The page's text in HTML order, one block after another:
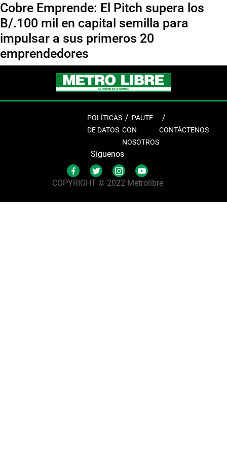
Cobre Emprende: El Pitch supera los
B/.100 mil en capital semilla para
impulsar a sus primeros 20
emprendedores
POLÍTICAS
DE DATOS
PAUTE
CON
NOSOTROS
CONTÁCTENOS
Síguenos
COPYRIGHT © 2022 Metrolibre